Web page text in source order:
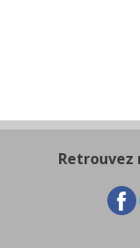
Retrouvez